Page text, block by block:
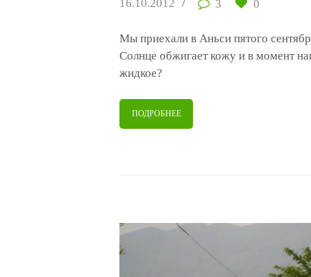
16.10.2012 3 0
Мы приехали в Аньси пятого
Солнце обжигает кожу и в момент
жидкое?
ПОДРОБНЕЕ